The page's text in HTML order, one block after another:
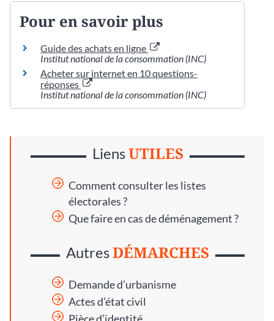
Pour en savoir plus
Guide des achats en ligne
Institut national de la consommation (INC)
Acheter sur internet en 10 questions-
réponses
Institut national de la consommation (INC)
LiensUTILES
Comment consulter les listes
électorales ?
Que faire en cas de déménagement ?
AutresDÉMARCHES
Demande d’urbanisme
Actes d’état civil